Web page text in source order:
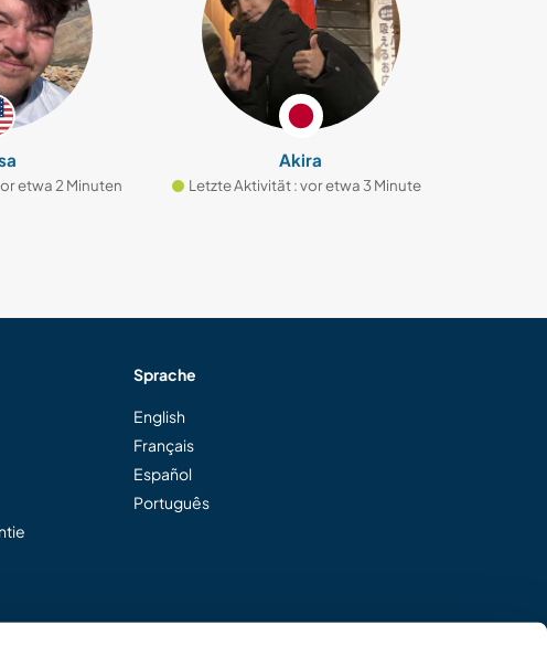
2 Minuten
Akira
Letzte Aktivität : vor etwa 3 Minuten
Sprache
English
Français
Español
Português